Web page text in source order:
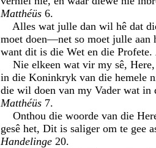
Matthéüs 6.
Alles wat julle dan wil hê dat
moet doen—net so moet julle aan
want dit is die Wet en die Profete.
Nie elkeen wat vir my sê, Here,
in die Koninkryk van die hemele
die wil doen van my Vader wat in
Matthéüs 7.
Onthou die woorde van die
gesê het, Dit is saliger om te gee
Handelinge 20.